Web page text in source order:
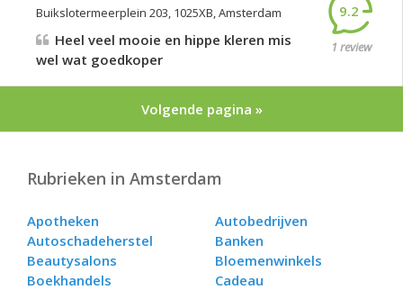
Buikslotermeerplein 203, 1025XB, Amsterdam 9.2
1 review
Heel veel mooie en hippe kleren mis
wel wat goedkoper
Volgende pagina »
Rubrieken in Amsterdam
Apotheken
Autobedrijven
Autoschadeherstel
Banken
Beautysalons
Bloemenwinkels
Boekhandels
Cadeau